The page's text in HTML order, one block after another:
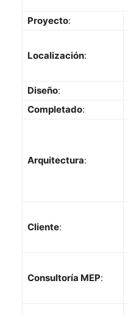
Proyecto:
Localización:
Diseño:
Completado:
Arquitectura:
Cliente:
Consultoría MEP: